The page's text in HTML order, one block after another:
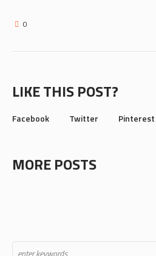
0
LIKE THIS POST?
Facebook Twitter Pinterest
MORE POSTS